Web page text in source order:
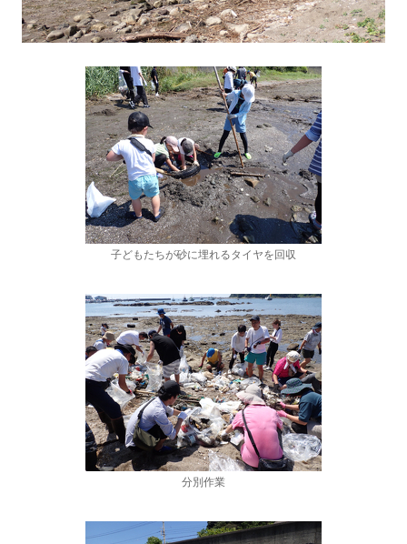
子どもたちが砂に埋れるタイヤを回収
分別作業